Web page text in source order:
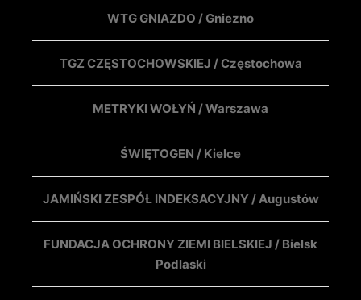
WTG GNIAZDO / Gniezno
TGZ CZĘSTOCHOWSKIEJ / Częstochowa
METRYKI WOŁYŃ / Warszawa
ŚWIĘTOGEN / Kielce
JAMIŃSKI ZESPÓŁ INDEKSACYJNY / Augustów
FUNDACJA OCHRONY ZIEMI BIELSKIEJ / Bielsk
Podlaski